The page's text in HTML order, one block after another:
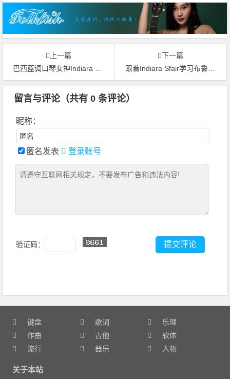
上一篇
巴西蓝调口琴女神Indiara Sfair和乐队组合
下一篇
跟着Indiara Sfair学习布鲁斯口琴名曲Improvisation in Cm
留言与评论（共有0 条评论）
昵称：
匿名发表 登录账号
验证码：
键盘 歌词
乐理
作曲
吉他
软体
流行
器乐 人物
关于本站